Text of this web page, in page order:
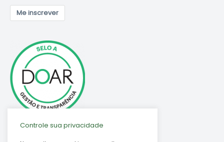
Me inscrever
Controle sua privacidade